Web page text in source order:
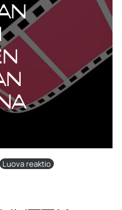
Luova reaktio